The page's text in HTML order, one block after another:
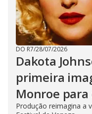
DO R7/28/07/2026
Dakota
primeira
Monroe
Produção reimagina a